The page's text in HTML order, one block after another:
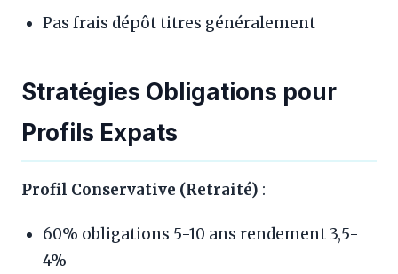
Pas frais dépôt titres généralement
Stratégies Obligations pour
Profils Expats
Profil Conservative (Retraité) :
60% obligations 5-10 ans rendement 3,5-
4%